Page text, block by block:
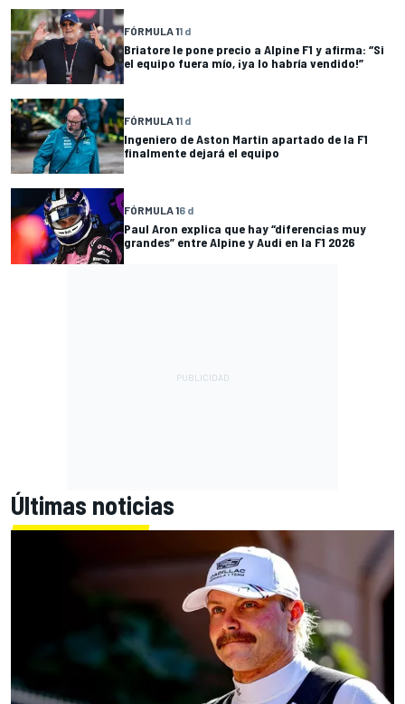
FÓRMULA 11 d
Briatore le pone precio a Alpine F1 y afirma: “Si
el equipo fuera mío, ¡ya lo habría vendido!”
FÓRMULA 11 d
Ingeniero de Aston Martin apartado de la F1
finalmente dejará el equipo
FÓRMULA 16 d
Paul Aron explica que hay “diferencias muy
grandes” entre Alpine y Audi en la F1 2026
Últimas noticias